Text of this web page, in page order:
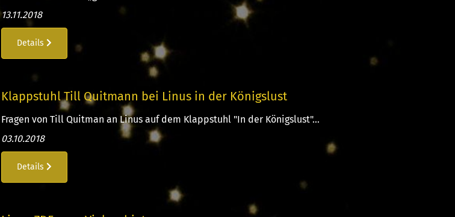
13.11.2018
Details
Klappstuhl Till Quitmann bei Linus in der Königslust
Fragen von Till Quitman an Linus auf dem Klappstuhl "In der Königslust"...
03.10.2018
Details